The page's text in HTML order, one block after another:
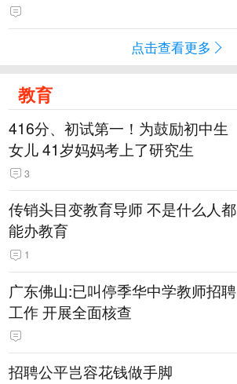
点击查看更多
教育
416分、初试第一！为鼓励初中生
女儿 41岁妈妈考上了研究生
3
传销头目变教育导师 不是什么人都
能办教育
1
广东佛山:已叫停季华中学教师招聘
工作 开展全面核查
招聘公平岂容花钱做手脚